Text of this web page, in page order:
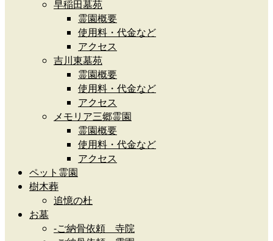
早稲田墓苑
霊園概要
使用料・代金など
アクセス
吉川東墓苑
霊園概要
使用料・代金など
アクセス
メモリア三郷霊園
霊園概要
使用料・代金など
アクセス
ペット霊園
樹木葬
追憶の杜
お墓
-ご納骨依頼 寺院